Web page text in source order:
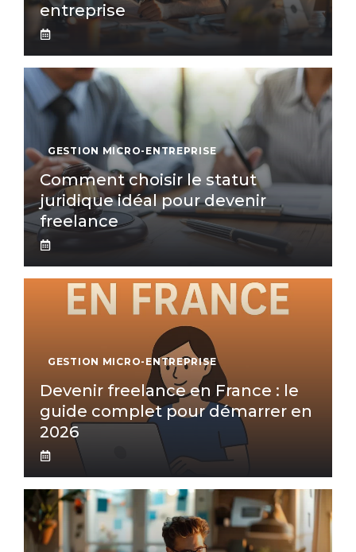
entreprise
GESTION MICRO-ENTREPRISE
Comment choisir le statut
juridique idéal pour devenir
freelance
GESTION MICRO-ENTREPRISE
Devenir freelance en France : le
guide complet pour démarrer en
2026